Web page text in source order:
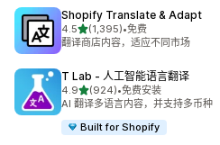
Shopify Translate & Adapt
4.5星（满分 5 星）
(1,395)
总共 1395 条评论
•免费
翻译商店内容，适应不同市场
T Lab ‑ 人工智能语言翻译
4.9星（满分 5 星）
(924)
总共 924 条评论
•免费安装
AI 翻译多语言内容，并支持多币种
Built for Shopify